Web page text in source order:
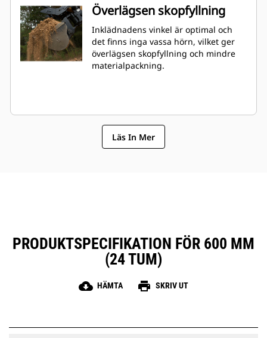
Överlägsen skopfyllning
Inklädnadens vinkel är optimal och
det finns inga vassa hörn, vilket ger
överlägsen skopfyllning och mindre
materialpackning.
Läs In Mer
PRODUKTSPECIFIKATION FÖR 600 MM
(24 TUM)
cloud_download HÄMTA print SKRIV UT